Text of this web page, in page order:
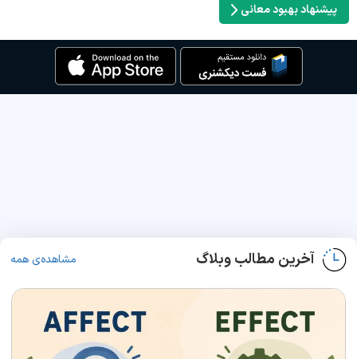
پیشنهاد بهبود معانی
آخرین مطالب وبلاگ مشاهده‌ی همه